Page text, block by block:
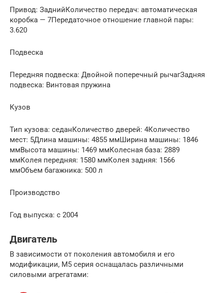
Привод: ЗаднийКоличество передач: автоматическая
коробка — 7Передаточное отношение главной пары:
3.620
Подвеска
Передняя подвеска: Двойной поперечный рычагЗадняя
подвеска: Винтовая пружина
Кузов
Тип кузова: седанКоличество дверей: 4Количество
мест: 5Длина машины: 4855 ммШирина машины: 1846
ммВысота машины: 1469 ммКолесная база: 2889
ммКолея передняя: 1580 ммКолея задняя: 1566
ммОбъем багажника: 500 л
Производство
Год выпуска: с 2004
Двигатель
В зависимости от поколения автомобиля и его
модификации, М5 серия оснащалась различными
силовыми агрегатами: